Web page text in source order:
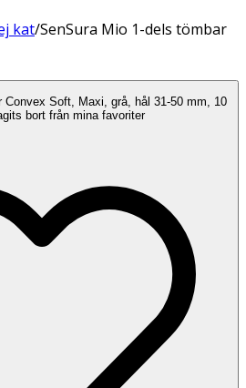
kat/SenSura Mio 1-dels tömbar
Convex Soft, Maxi, grå, hål 31-50 mm, 10
bort från mina favoriter